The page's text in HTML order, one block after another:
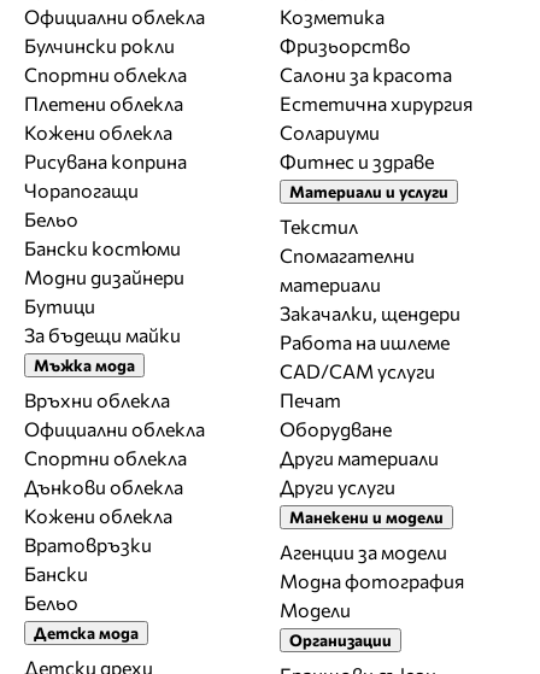
Официални облекла
Булчински рокли
Спортни облекла
Плетени облекла
Кожени облекла
Рисувана коприна
Чорапогащи
Бельо
Бански костюми
Модни дизайнери
Бутици
За бъдещи майки
Мъжка мода
Връхни облекла
Официални облекла
Спортни облекла
Дънкови облекла
Кожени облекла
Вратовръзки
Бански
Бельо
Детска мода
Детски дрехи
Козметика
Фризьорство
Салони за красота
Естетична хирургия
Солариуми
Фитнес и здраве
Материали и услуги
Текстил
Спомагателни
материали
Закачалки, щендери
Работа на ишлеме
CAD/CAM услуги
Печат
Оборудване
Други материали
Други услуги
Манекени и модели
Агенции за модели
Модна фотография
Модели
Организации